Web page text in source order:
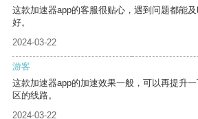
这款加速器app的客服很贴心，遇到问题都能
好。
2024-03-22
游客
这款加速器app的加速效果一般，可以再提升
区的线路。
2024-03-22